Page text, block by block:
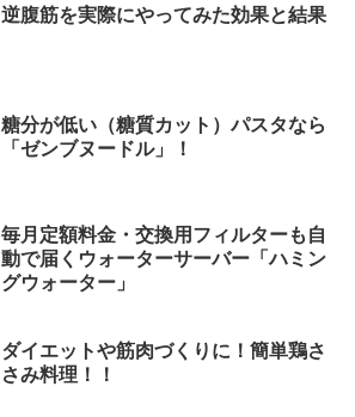
逆腹筋を実際にやってみた効果と結果
糖分が低い（糖質カット）パスタなら
「ゼンブヌードル」！
毎月定額料金・交換用フィルターも自
動で届くウォーターサーバー「ハミン
グウォーター」
ダイエットや筋肉づくりに！簡単鶏さ
さみ料理！！